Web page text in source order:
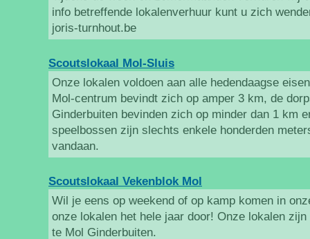
info betreffende lokalenverhuur kunt u zich
joris-turnhout.be
Scoutslokaal Mol-Sluis
Onze lokalen voldoen aan alle hedendaagse
Mol-centrum bevindt zich op amper 3 km, de
Ginderbuiten bevinden zich op minder dan 1 km
speelbossen zijn slechts enkele honderden
vandaan.
Scoutslokaal Vekenblok Mol
Wil je eens op weekend of op kamp komen in
onze lokalen het hele jaar door! Onze lokalen
te Mol Ginderbuiten.